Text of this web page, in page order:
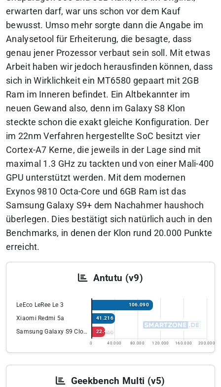
erwarten darf, war uns schon vor dem Kauf
bewusst. Umso mehr sorgte dann die Angabe im
Analysetool für Erheiterung, die besagte, dass
genau jener Prozessor verbaut sein soll. Mit etwas
Arbeit haben wir jedoch herausfinden können, dass
sich in Wirklichkeit ein MT6580 gepaart mit 2GB
Ram im Inneren befindet. Ein Altbekannter im
neuen Gewand also, denn im Galaxy S8 Klon
steckte schon die exakt gleiche Konfiguration. Der
im 22nm Verfahren hergestellte SoC besitzt vier
Cortex-A7 Kerne, die jeweils in der Lage sind mit
maximal 1.3 GHz zu tackten und von einer Mali-400
GPU unterstützt werden. Mit dem modernen
Exynos 9810 Octa-Core und 6GB Ram ist das
Samsung Galaxy S9+ dem Nachahmer haushoch
überlegen. Dies bestätigt sich natürlich auch in den
Benchmarks, in denen der Klon rund 20.000 Punkte
erreicht.
Antutu (v9)
LeEco LeRee Le 3 106.090
Xiaomi Redmi 5a 41.216
Samsung Galaxy S9 Clone 22.400
0 40.000 80.000 120.000 160.000 200.000
Geekbench Multi (v5)